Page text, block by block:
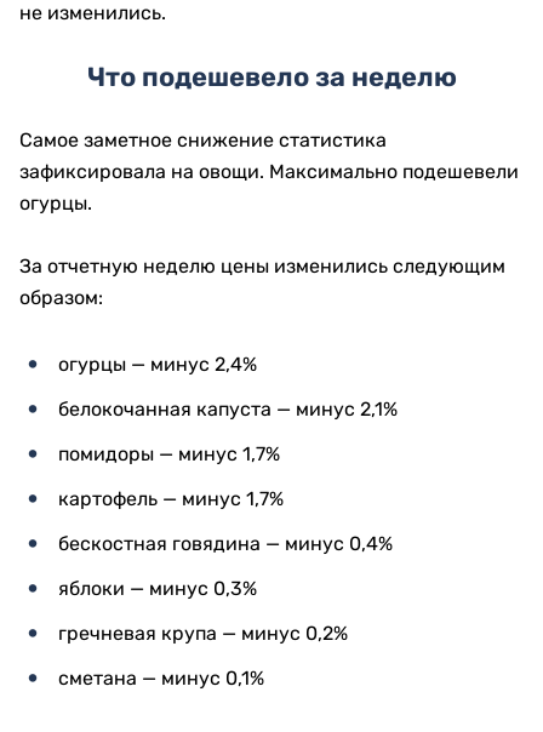
не изменились.
Что подешевело за неделю
Самое заметное снижение статистика
зафиксировала на овощи. Максимально подешевели
огурцы.
За отчетную неделю цены изменились следующим
образом:
огурцы — минус 2,4%
белокочанная капуста — минус 2,1%
помидоры — минус 1,7%
картофель — минус 1,7%
бескостная говядина — минус 0,4%
яблоки — минус 0,3%
гречневая крупа — минус 0,2%
сметана — минус 0,1%